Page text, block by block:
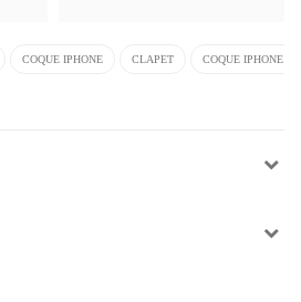
COQUE IPHONE CLAPET COQUE IPHONE 13